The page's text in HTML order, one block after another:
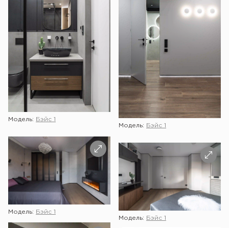
Модель:
Бэйс 1
Модель:
Бэйс 1
Модель:
Бэйс 1
Модель:
Бэйс 1